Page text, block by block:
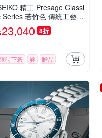
精工 Presage Classi
Series 若竹色 傳統工藝色
彩機械錶 爸氣登場 送禮首
-38mm(HCC002/6R51-0
23,040 8折
時下殺 券 贈品